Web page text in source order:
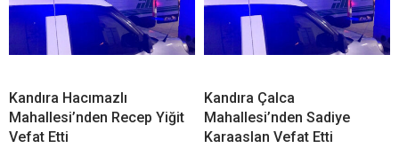
Kandıra Hacımazlı
Mahallesi’nden Recep Yiğit
Vefat Etti
Kandıra Çalca
Mahallesi’nden Sadiye
Karaaslan Vefat Etti